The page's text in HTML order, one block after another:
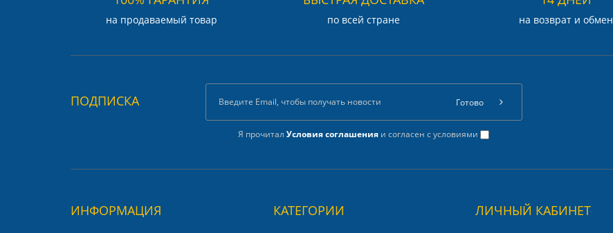
на продаваемый товар по всей стране на возврат и обмен
ПОДПИСКА
Я прочиталУсловия соглашения и согласен с условиями
Готово
ИНФОРМАЦИЯ КАТЕГОРИИ ЛИЧНЫЙ КАБИНЕТ